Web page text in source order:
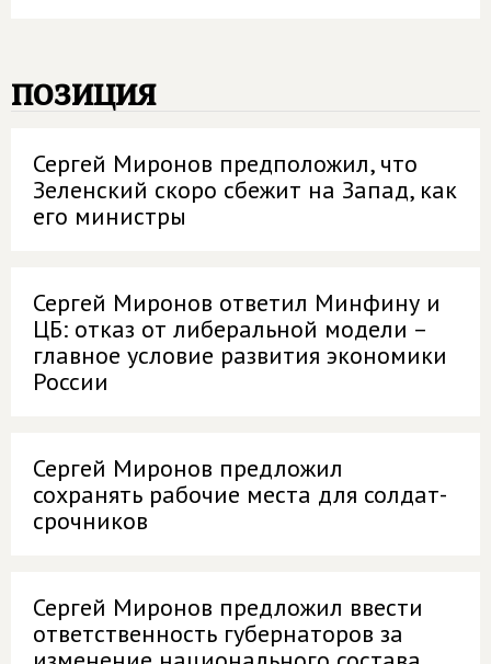
позиция
Сергей Миронов предположил, что
Зеленский скоро сбежит на Запад, как
его министры
Сергей Миронов ответил Минфину и
ЦБ: отказ от либеральной модели –
главное условие развития экономики
России
Сергей Миронов предложил
сохранять рабочие места для солдат-
срочников
Сергей Миронов предложил ввести
ответственность губернаторов за